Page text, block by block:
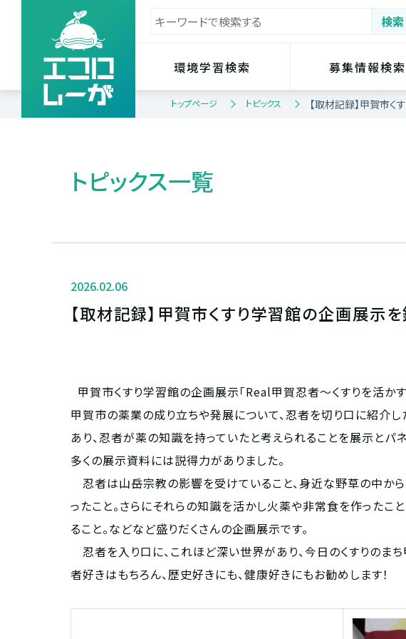
環境学習検索 募集情報検索
トップページ トピックス 【取材記録】甲賀市く
トピックス一覧
2026.02.06
【取材記録】甲賀市くすり学習館の企画展示を
甲賀市くすり学習館の企画展示「Real甲賀忍者～くすりを活か
甲賀市の薬業の成り立ちや発展について、忍者を切り口に紹介
あり、忍者が薬の知識を持っていたと考えられることを展示と
多くの展示資料には説得力がありました。
忍者は山岳宗教の影響を受けていること、身近な野草の中か
ったこと。さらにそれらの知識を活かし火薬や非常食を作った
ること。などなど盛りだくさんの企画展示です。
忍者を入り口に、これほど深い世界があり、今日のくすりのま
者好きはもちろん、歴史好きにも、健康好きにもお勧めします！